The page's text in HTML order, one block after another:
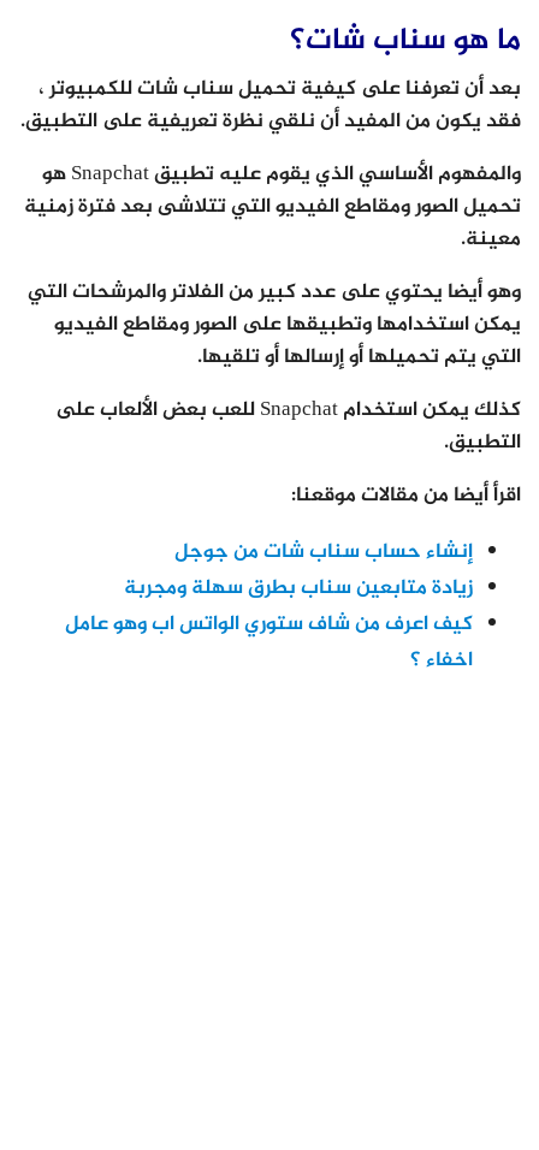
ما هو سناب شات؟
بعد أن تعرفنا على كيفية تحميل سناب شات للكمبيوتر ،
فقد يكون من المفيد أن نلقي نظرة تعريفية على التطبيق.
والمفهوم الأساسي الذي يقوم عليه تطبيق Snapchat هو
تحميل الصور ومقاطع الفيديو التي تتلاشى بعد فترة زمنية
معينة.
وهو أيضا يحتوي على عدد كبير من الفلاتر والمرشحات التي
يمكن استخدامها وتطبيقها على الصور ومقاطع الفيديو
التي يتم تحميلها أو إرسالها أو تلقيها.
كذلك يمكن استخدام Snapchat للعب بعض الألعاب على
التطبيق.
اقرأ أيضا من مقالات موقعنا:
إنشاء حساب سناب شات من جوجل
زيادة متابعين سناب بطرق سهلة ومجربة
كيف اعرف من شاف ستوري الواتس اب وهو عامل
اخفاء ؟